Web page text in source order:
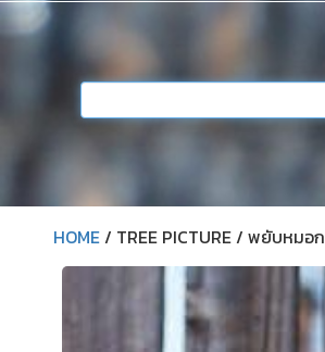
HOME/ TREE PICTURE / พยับหมอก